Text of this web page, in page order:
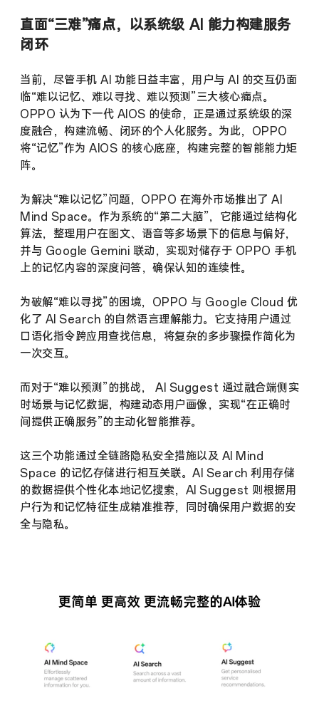
直面“三难”痛点，以系统级 AI 能力构建服务
闭环
当前，尽管手机 AI 功能日益丰富，用户与 AI 的交互仍面
临“难以记忆、难以寻找、难以预测 ”三大核心痛点。
OPPO 认为下一代 AIOS 的使命，正是通过系统级的深
度融合，构建流畅、闭环的个人化服务。为此， OPPO
将“记忆”作为 AIOS 的核心底座，构建完整的智能能力矩
阵。
为解决“难以记忆”问题， OPPO 在海外市场推出了 AI
Mind Space。作为系统的“第二大脑”，它能通过结构化
算法，整理用户在图文、语音等多场景下的信息与偏好，
并与 Google Gemini 联动，实现对储存于 OPPO 手机
上的记忆内容的深度问答，确保认知的连续性。
为破解“难以寻找”的困境， OPPO 与 Google Cloud 优
化了 AI Search 的自然语言理解能力。它支持用户通过
口语化指令跨应用查找信息，将复杂的多步骤操作简化为
一次交互。
而对于“难以预测 ”的挑战， AI Suggest 通过融合端侧实
时场景与记忆数据，构建动态用户画像，实现“在正确时
间提供正确服务”的主动化智能推荐。
这三个功能通过全链路隐私安全措施以及 AI Mind
Space 的记忆存储进行相互关联。 AI Search 利用存储
的数据提供个性化本地记忆搜索， AI Suggest 则根据用
户行为和记忆特征生成精准推荐，同时确保用户数据的安
全与隐私。